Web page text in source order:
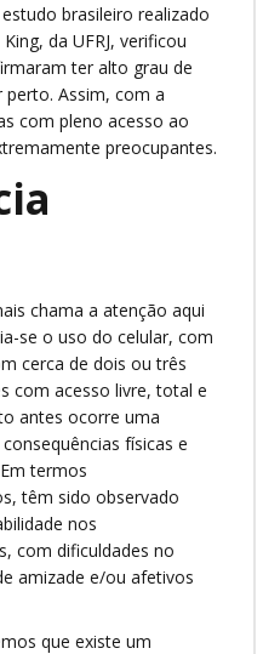
brasileiro realizado
da UFRJ, verificou
ter alto grau de
Assim, com a
com pleno acesso ao
preocupantes.
chama a atenção aqui
se o uso do celular, com
cerca de dois ou três
com acesso livre, total e
antes ocorre uma
físicas e
termos
têm sido observado
nos
com dificuldades no
amizade e/ou afetivos
que existe um